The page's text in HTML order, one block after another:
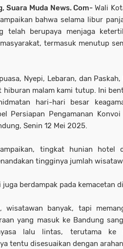
Suara Muda News. Com-Wali
bahwa selama libur
telah berupaya menjaga
termasuk menutup
Nyepi, Lebaran, dan
hiburan malam kami tutup. Ini
hari-hari besar
Persiapan Pengamanan
Senin 12 Mei 2025.
tingkat hunian hotel
tingginya jumlah
juga berdampak pada kemacetan
wisatawan banyak, tapi
yang masuk ke Bandung
lalu lintas, terutama ke
tentu disesuaikan dengan